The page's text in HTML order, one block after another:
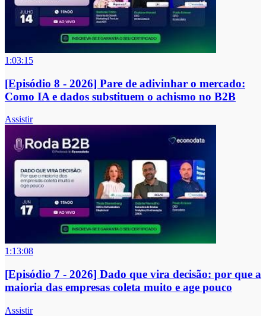
1:03:15
[Episódio 8 - 2026] Pare de adivinhar o mercado:
Como IA e dados substituem o achismo no B2B
Assistir
1:13:08
[Episódio 7 - 2026] Dado que vira decisão: por que a
maioria das empresas coleta muito e age pouco
Assistir